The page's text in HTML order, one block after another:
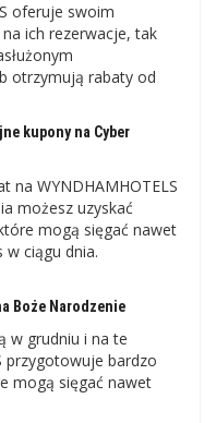
oferuje swoim
ich rezerwacje, tak
otrzymują rabaty od
kupony na Cyber
na WYNDHAMHOTELS
możesz uzyskać
mogą sięgać nawet
w ciągu dnia.
Boże Narodzenie
w grudniu i na te
przygotowuje bardzo
mogą sięgać nawet